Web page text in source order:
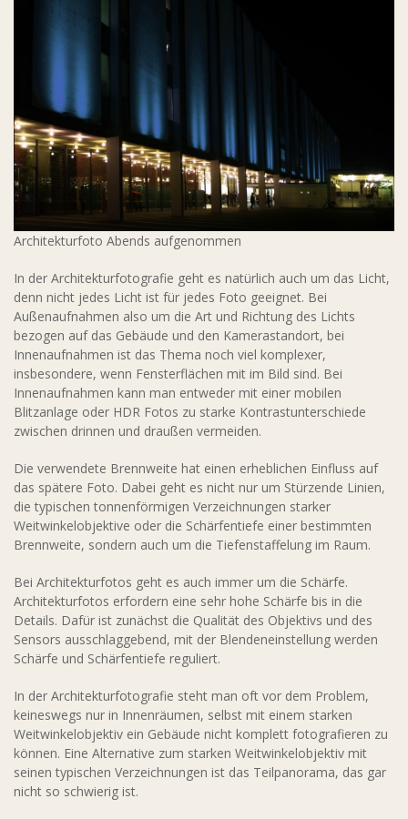
Architekturfoto Abends aufgenommen
In der Architekturfotografie geht es natürlich auch um das Licht,
denn nicht jedes Licht ist für jedes Foto geeignet. Bei
Außenaufnahmen also um die Art und Richtung des Lichts
bezogen auf das Gebäude und den Kamerastandort, bei
Innenaufnahmen ist das Thema noch viel komplexer,
insbesondere, wenn Fensterflächen mit im Bild sind. Bei
Innenaufnahmen kann man entweder mit einer mobilen
Blitzanlage oder HDR Fotos zu starke Kontrastunterschiede
zwischen drinnen und draußen vermeiden.
Die verwendete Brennweite hat einen erheblichen Einfluss auf
das spätere Foto. Dabei geht es nicht nur um Stürzende Linien,
die typischen tonnenförmigen Verzeichnungen starker
Weitwinkelobjektive oder die Schärfentiefe einer bestimmten
Brennweite, sondern auch um die Tiefenstaffelung im Raum.
Bei Architekturfotos geht es auch immer um die Schärfe.
Architekturfotos erfordern eine sehr hohe Schärfe bis in die
Details. Dafür ist zunächst die Qualität des Objektivs und des
Sensors ausschlaggebend, mit der Blendeneinstellung werden
Schärfe und Schärfentiefe reguliert.
In der Architekturfotografie steht man oft vor dem Problem,
keineswegs nur in Innenräumen, selbst mit einem starken
Weitwinkelobjektiv ein Gebäude nicht komplett fotografieren zu
können. Eine Alternative zum starken Weitwinkelobjektiv mit
seinen typischen Verzeichnungen ist das Teilpanorama, das gar
nicht so schwierig ist.